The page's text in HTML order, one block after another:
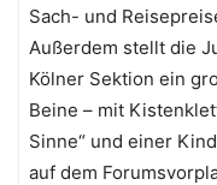
Sach- und
Außerdem stellt die
Kölner Sektion ein
Beine – mit
Sinne“ und einer
auf dem